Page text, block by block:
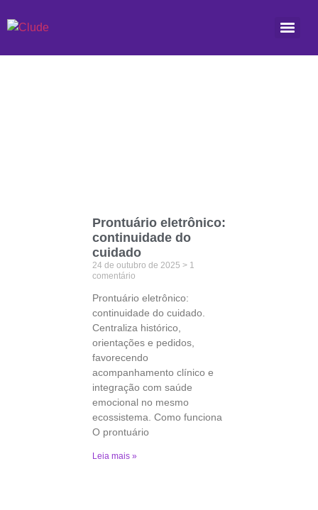
Etiqueta: telemedicina
Prontuário eletrônico:
continuidade do
cuidado
24 de outubro de 2025
1
comentário
Prontuário eletrônico:
continuidade do cuidado.
Centraliza histórico,
orientações e pedidos,
favorecendo
acompanhamento clínico e
integração com saúde
emocional no mesmo
ecossistema. Como funciona
O prontuário
Leia mais »